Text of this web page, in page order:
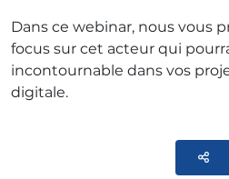
Dans ce webinar, nous vous
focus sur cet acteur qui
incontournable dans vos
digitale.